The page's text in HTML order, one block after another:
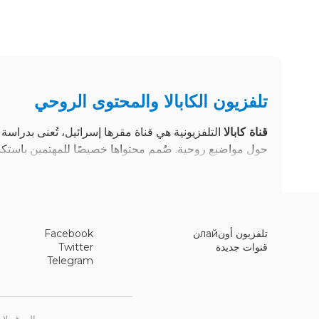
تلفزيون الكابالا والمحتوى الروحي
قناة كابالا التلفزيونية هي قناة مقرها إسرائيل، تُعنى
حول مواضيع روحية. صُمم محتواها خصيصًا للمهتمين
تقدم القناة مجموعة متنوعة من البرامج التي تغطي جوانب
مباشرةً للمشاركة في دروس تفاعلية وجلسات مباشرة
تلفزيون أونлайن
قنوات جديدة
Facebook
Twitter
Telegram